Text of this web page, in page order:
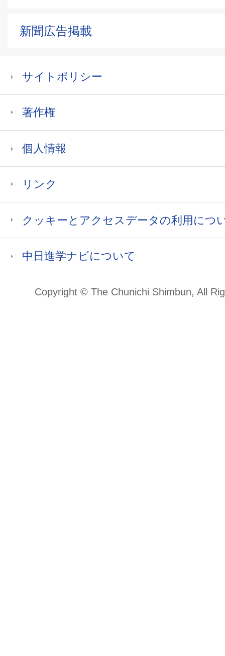
新聞広告掲載
サイトポリシー
著作権
個人情報
リンク
クッキーとアクセスデータの利用につ
中日進学ナビについて
Copyright © The Chunichi Shimbun, All